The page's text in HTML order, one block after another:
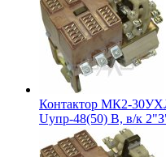
Контактор МК2-
Uупр-48(50) В, в/к